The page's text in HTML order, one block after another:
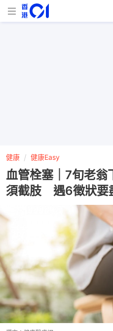
健康 健康Easy
血管栓塞｜7旬老
須截肢 遇6徵狀要